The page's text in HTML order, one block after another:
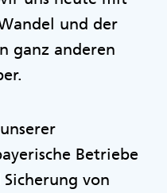
und der
ganz anderen
Betriebe
von